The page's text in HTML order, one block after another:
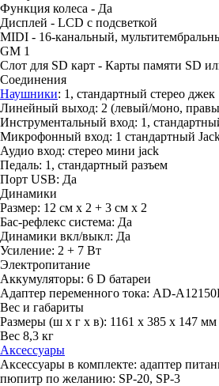
Функция колеса - Да
Дисплей - LCD с подсветкой
MIDI - 16-канальный,
GM 1
Слот для SD карт - Карты памяти SD
Соединения
Наушники: 1, стандартный стерео джек
Линейный выход: 2 (левый/моно,
Инструментальный вход: 1,
Микрофонный вход: 1 стандартный
Аудио вход: стерео мини jack
Педаль: 1, стандартный разъем
Порт USB: Да
Динамики
Размер: 12 см x 2 + 3 см x 2
Бас-рефлекс система: Да
Динамики вкл/выкл: Да
Усиление: 2 + 7 Вт
Электропитание
Аккумуляторы: 6 D батареи
Адаптер переменного тока: AD-
Вес и габариты
Размеры (ш х г х в): 1161 х 385 х 147 мм
Вес 8,3 кг
Аксессуары
Аксессуары в комплекте: адаптер
пюпитр по желанию: SP-20, SP-3